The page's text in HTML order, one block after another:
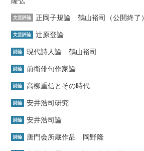
文芸評論 正岡子規論 鶴山裕司（公開終了）
文芸評論 辻原登論
詩論 現代詩人論 鶴山裕司
詩論 前衛俳句作家論
詩論 高柳重信とその時代
詩論 安井浩司研究
詩論 安井浩司論
詩論 唐門会所蔵作品 岡野隆